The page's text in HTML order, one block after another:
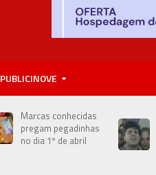
PUBLICINOVE
Marcas conhecidas
pregam pegadinhas
no dia 1º de abril